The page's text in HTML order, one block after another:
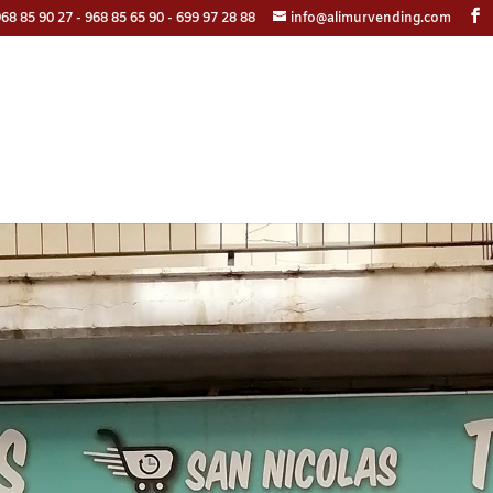
85 90 27 - 968 85 65 90 - 699 97 28 88 info@alimurvending.com